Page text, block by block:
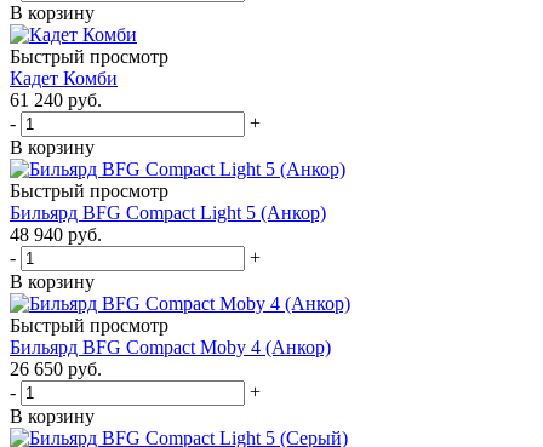
В корзину
Быстрый просмотр
Кадет Комби
61 240 руб.
-
+
В корзину
Быстрый просмотр
Бильярд BFG Compact Light 5 (Анкор)
48 940 руб.
-
+
В корзину
Быстрый просмотр
Бильярд BFG Compact Moby 4 (Анкор)
26 650 руб.
-
+
В корзину